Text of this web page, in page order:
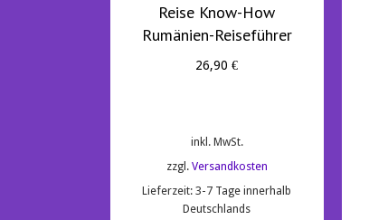
Reise Know-How
Rumänien-Reiseführer
26,90€
inkl. MwSt.
zzgl. Versandkosten
Lieferzeit:3-7 Tage innerhalb
Deutschlands